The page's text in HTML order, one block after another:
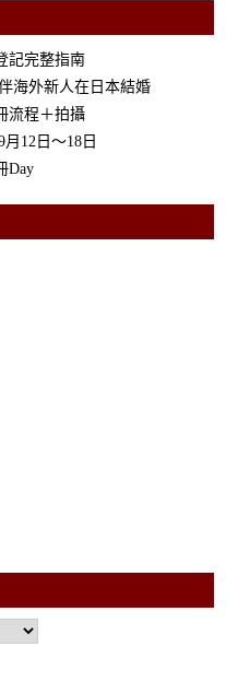
記完整指南
海外新人在日本結婚
流程＋拍攝
12日～18日
Day